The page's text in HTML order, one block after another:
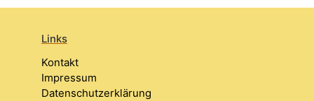
Links
Kontakt
Impressum
Datenschutzerklärung